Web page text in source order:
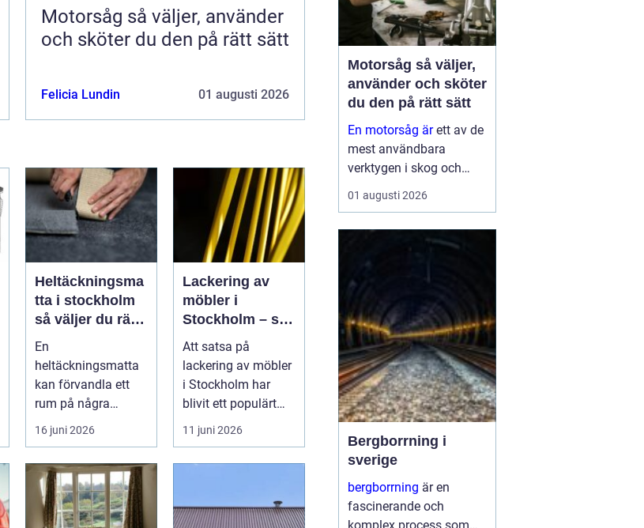
Motorsåg så väljer, använder
och sköter du den på rätt sätt
Felicia Lundin 01 augusti 2026
Heltäckningsma
tta i stockholm
så väljer du rätt
matta till hem
och kontor
En
heltäckningsmatta
kan förvandla ett
rum på några
timmar. Golvet blir
mjukare, ljudnivån
sjunker o...
16 juni 2026
Lackering av
möbler i
Stockholm – så
förnyar du
hemmet med
professionell
möbellackering
Att satsa på
lackering av möbler
i Stockholm har
blivit ett populärt
alternativ f&ou...
11 juni 2026
Motorsåg så väljer,
använder och sköter
du den på rätt sätt
En motorsåg ärett av de
mest användbara
verktygen i skog och
trädgård. Den sparar tid,
gör tunga jobb möjliga
avgörande del av både
yrkesliv och fritid.
Samtidigt kräver
verktyget respekt, kun...
01 augusti 2026
Bergborrning i
sverige
bergborrning är en
fascinerande och